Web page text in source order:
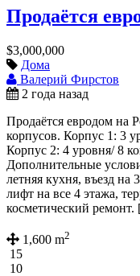
Продаётся
$3,000,000
Дома
Валерий Фирстов
2 года назад
Продаётся евродом на
корпусов. Корпус 1: 3
Корпус 2: 4 уровня/ 8
Дополнительные
летняя кухня, въезд на
лифт на все 4 этажа,
косметический
1,600 m2
15
10